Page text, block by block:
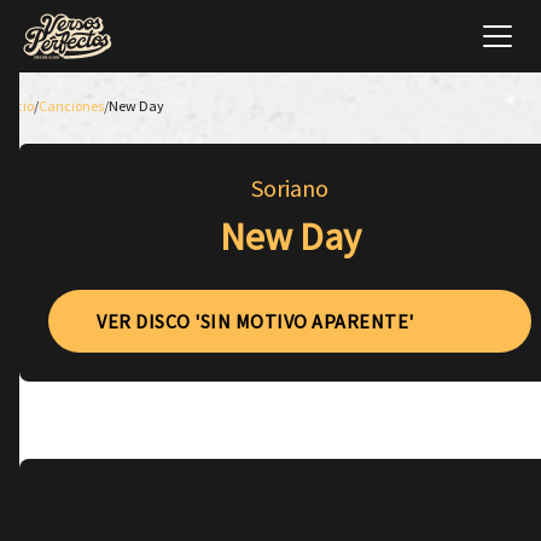
Inicio/Canciones/New Day
Soriano
New Day
VER DISCO 'SIN MOTIVO APARENTE'